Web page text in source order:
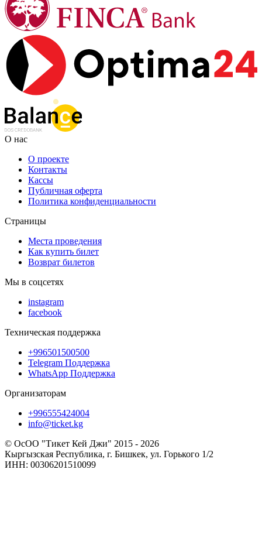
О нас
О проекте
Контакты
Кассы
Публичная оферта
Политика конфиденциальности
Страницы
Места проведения
Как купить билет
Возврат билетов
Мы в соцсетях
instagram
facebook
Техническая поддержка
+996501500500
Telegram Поддержка
WhatsApp Поддержка
Организаторам
+996555424004
info@ticket.kg
© ОсОО "Тикет Кей Джи" 2015 - 2026
Кыргызская Республика, г. Бишкек, ул. Горького 1/2
ИНН: 00306201510099